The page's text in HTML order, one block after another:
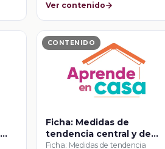
Ver contenido
CONTENIDO
Ficha: Medidas de
tendencia central y de
dispersión
Ficha: Medidas de tendencia